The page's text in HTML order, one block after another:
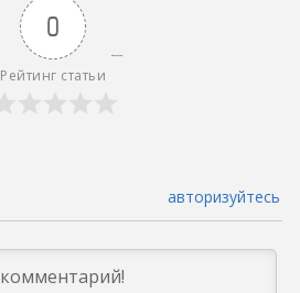
0
Рейтинг статьи
авторизуйтесь